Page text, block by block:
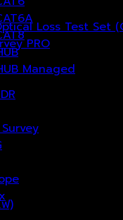
Loss Test Set
PRO
Managed
ฟ)